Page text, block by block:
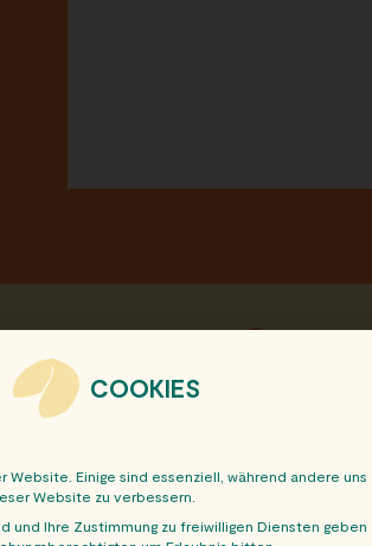
Freunden:
COOKIES
Website. Einige sind essenziell, während andere uns
Website zu verbessern.
und Ihre Zustimmung zu freiwilligen Diensten geben